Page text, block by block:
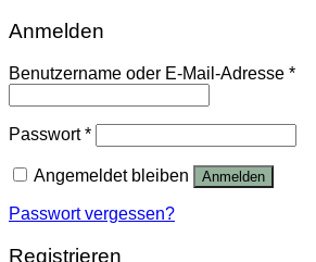
Anmelden
Benutzername oder E-Mail-Adresse *
Passwort*
Angemeldet bleiben Anmelden
Passwort vergessen?
Registrieren